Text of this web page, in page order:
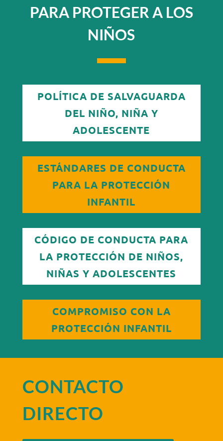
PARA PROTEGER A LOS
NIÑOS
POLÍTICA DE SALVAGUARDA
DEL NIÑO, NIÑA Y
ADOLESCENTE
ESTÁNDARES DE CONDUCTA
PARA LA PROTECCIÓN
INFANTIL
CÓDIGO DE CONDUCTA PARA
LA PROTECCIÓN DE NIÑOS,
NIÑAS Y ADOLESCENTES
COMPROMISO CON LA
PROTECCIÓN INFANTIL
CONTACTO
DIRECTO